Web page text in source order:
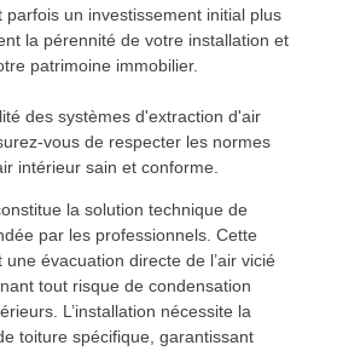
parfois un investissement initial plus
la pérennité de votre installation et
patrimoine immobilier.
la solution technique de
par les professionnels. Cette
évacuation directe de l’air vicié
tout risque de condensation
L’installation nécessite la
toiture spécifique, garantissant